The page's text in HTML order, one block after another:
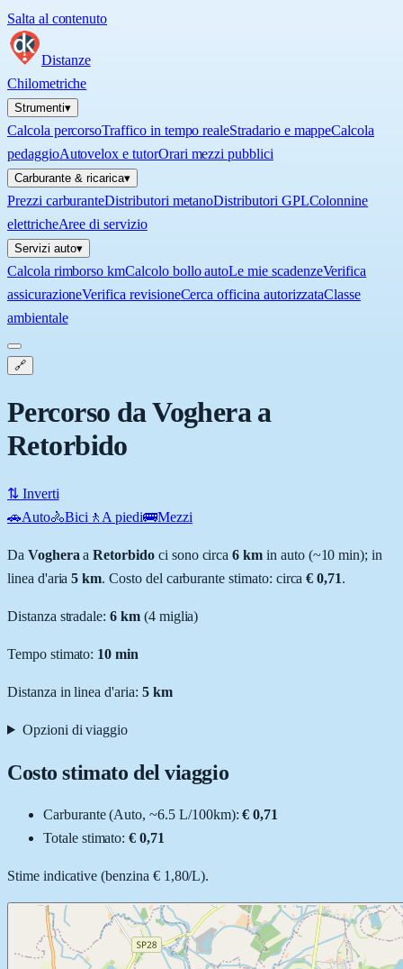
Salta al contenuto
Distanze
Chilometriche
Strumenti▾
Calcola percorsoTraffico in tempo realeStradario e mappeCalcola
pedaggioAutovelox e tutorOrari mezzi pubblici
Carburante & ricarica▾
Prezzi carburanteDistributori metanoDistributori GPLColonnine
elettricheAree di servizio
Servizi auto▾
Calcola rimborso kmCalcolo bollo autoLe mie scadenzeVerifica
assicurazioneVerifica revisioneCerca officina autorizzataClasse
ambientale
🔗
Percorso da Voghera a
Retorbido
⇅ Inverti
🚗Auto🚴Bici 🚶 A piedi🚌Mezzi
Da Voghera aRetorbidoci sono circa 6 km in auto (~10 min); in
linea d'aria5 km. Costo del carburante stimato: circa € 0,71.
Distanza stradale:6 km (4miglia)
Tempo stimato: 10 min
Distanza in linea d'aria: 5km
Opzioni di viaggio
Costo stimato del viaggio
Carburante (Auto, ~6.5 L/100km): € 0,71
Totale stimato:€ 0,71
Stime indicative (benzina € 1,80/L).